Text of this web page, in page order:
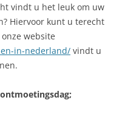
vindt u het leuk om uw
Hiervoor kunt u terecht
website
in-nederland/ vindt u